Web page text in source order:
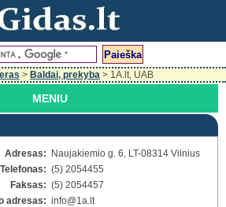
> Baldai, prekyba > 1A.lt, UAB
MENIU
Adresas:
Naujakiemio g. 6, LT-08314 Vilnius
Telefonas: (5) 2054455
Faksas: (5) 2054457
adresas: info@1a.lt